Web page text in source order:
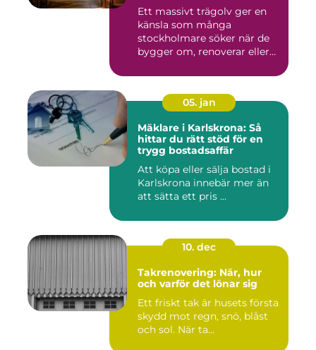
Ett massivt trägolv ger en
känsla som många
stockholmare söker när de
bygger om, renoverar eller
05. jan
Mäklare i Karlskrona: Så
hittar du rätt stöd för en
trygg bostadsaffär
Att köpa eller sälja bostad i
Karlskrona innebär mer än
att sätta ett pris ...
10. dec
Takrenovering: När, hur
och varför det lönar sig
Ett friskt tak är husets första
skydd mot regn, snö, blåst
och sol. När ta...